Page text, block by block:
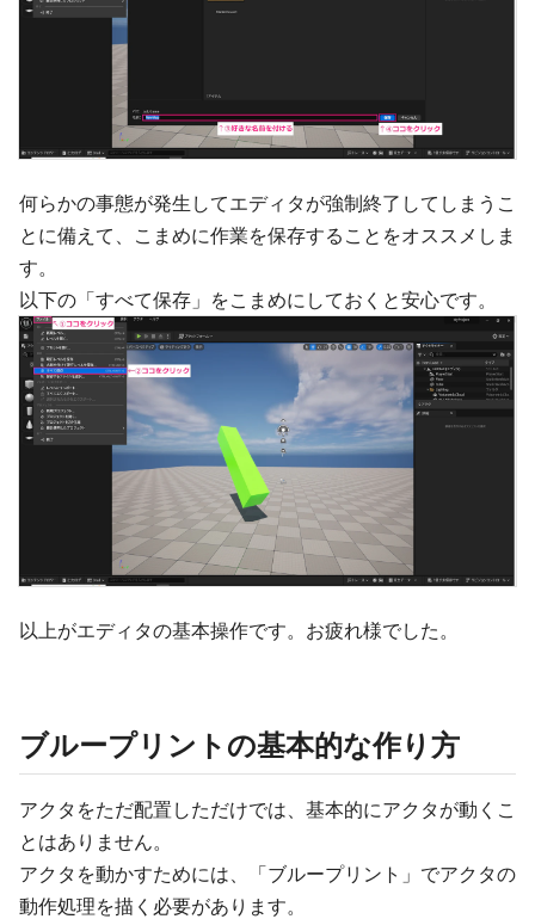
何らかの事態が発生してエディタが強制終了してしまうこ
とに備えて、こまめに作業を保存することをオススメしま
す。
以下の「すべて保存」をこまめにしておくと安心です。
以上がエディタの基本操作です。お疲れ様でした。
ブループリントの基本的な作り方
アクタをただ配置しただけでは、基本的にアクタが動くこ
とはありません。
アクタを動かすためには、「ブループリント」でアクタの
動作処理を描く必要があります。